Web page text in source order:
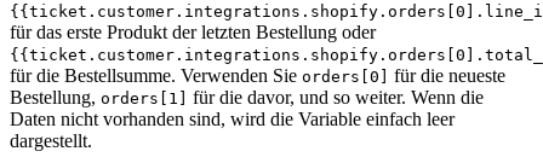
für das erste Produkt der letzten Bestellung oder
für die Bestellsumme. Verwenden Sie orders[0] für die neueste
Bestellung, orders[1] für die davor, und so weiter. Wenn die
Daten nicht vorhanden sind, wird die Variable einfach leer
dargestellt.